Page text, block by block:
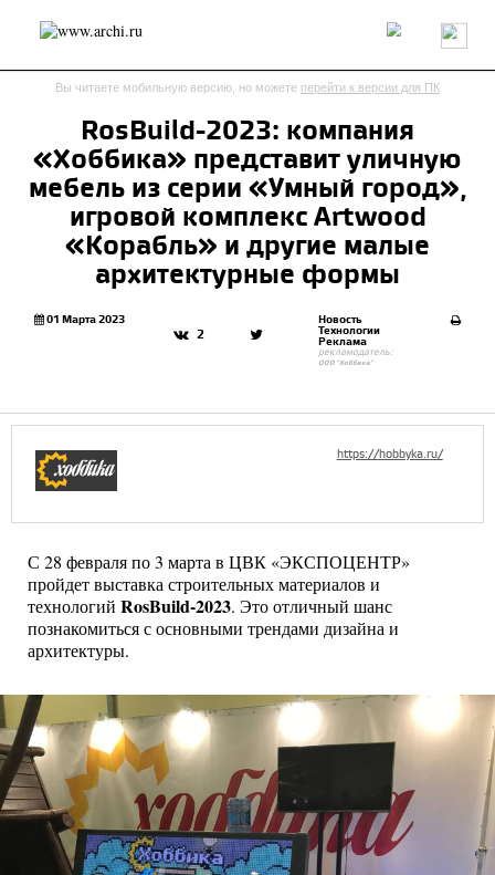
Россия Мир Технологии Интерьер Пресса
Архитекторы
send.project Анонсы конкурсов
Блог
Интервью Исследование
Мнение
Обзор
Объект
Результаты конкурса
Репортаж
Рецензия Архитектура
Выставка
Иностранцы в России
Интерьер
Книги
Наследие
Урбанистика
Вы читаете мобильную версию, но можете перейти к версии для ПК
RosBuild-2023: компания
«Хоббика» представит уличную
мебель из серии «Умный город»,
игровой комплекс Artwood
«Корабль» и другие малые
архитектурные формы
01 Марта 2023
2
Новость
Технологии
Реклама
рекламодатель:
ООО "Хоббика"
https://hobbyka.ru/
С 28 февраля по 3 марта в ЦВК «ЭКСПОЦЕНТР»
пройдет выставка строительных материалов и
технологий RosBuild-2023. Это отличный шанс
познакомиться с основными трендами дизайна и
архитектуры.